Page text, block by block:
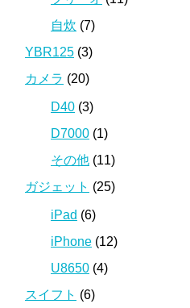
自炊 (7)
YBR125 (3)
カメラ (20)
D40 (3)
D7000 (1)
その他 (11)
ガジェット (25)
iPad (6)
iPhone (12)
U8650 (4)
スイフト (6)